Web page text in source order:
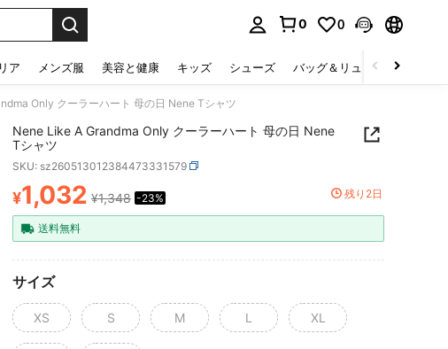
0 0
ア メンズ服 美容と健康 キッズ シューズ バッグ＆リュック
Only クーラーハート 母の日 Nene Tシャツ
Nene Like A Grandma Only クーラーハート 母の日 Nene
Tシャツ
SKU: sz260513012384473331579
PRICE AND AVAILABILITY
¥1,032 ¥1,348 -23% 残り2日
送料無料
サイズ
XS S M L XL